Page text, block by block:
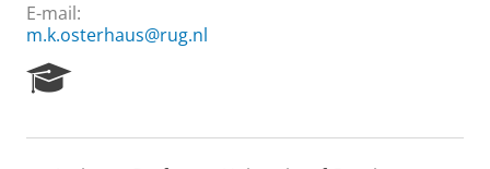
E-mail:
m.k.osterhaus@rug.nl
e